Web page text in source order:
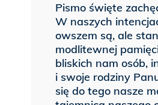
Pismo święte
W naszych
owszem są, ale
modlitewnej
bliskich nam osób,
i swoje rodziny
się do tego nasze